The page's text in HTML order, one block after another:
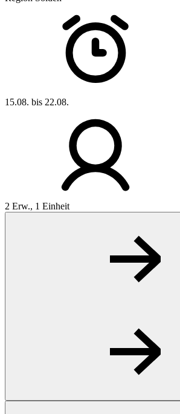
15.08. bis 22.08.
2 Erw., 1 Einheit